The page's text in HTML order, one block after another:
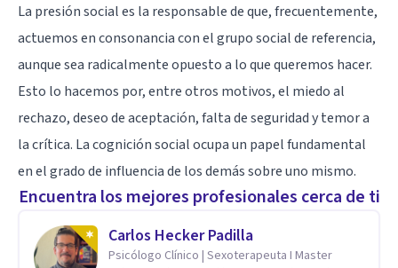
La presión social es la responsable de que, frecuentemente,
actuemos en consonancia con el grupo social de referencia,
aunque sea radicalmente opuesto a lo que queremos hacer.
Esto lo hacemos por, entre otros motivos, el miedo al
rechazo, deseo de aceptación, falta de seguridad y temor a
la crítica. La cognición social ocupa un papel fundamental
en el grado de influencia de los demás sobre uno mismo.
Encuentra los mejores profesionales cerca de ti
Carlos Hecker Padilla
Psicólogo Clínico | Sexoterapeuta I Master